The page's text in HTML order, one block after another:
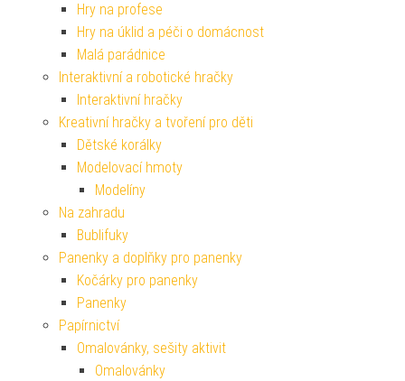
Hry na profese
Hry na úklid a péči o domácnost
Malá parádnice
Interaktivní a robotické hračky
Interaktivní hračky
Kreativní hračky a tvoření pro děti
Dětské korálky
Modelovací hmoty
Modelíny
Na zahradu
Bublifuky
Panenky a doplňky pro panenky
Kočárky pro panenky
Panenky
Papírnictví
Omalovánky, sešity aktivit
Omalovánky